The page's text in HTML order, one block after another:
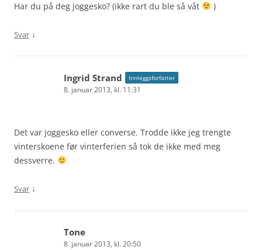
Har du på deg joggesko? (ikke rart du ble så våt
)
Svar ↓
Ingrid Strand Innleggsforfatter
8. januar 2013, kl. 11:31
Det var joggesko eller converse. Trodde ikke jeg trengte
vinterskoene før vinterferien så tok de ikke med meg
dessverre.
Svar ↓
Tone
8. januar 2013, kl. 20:50